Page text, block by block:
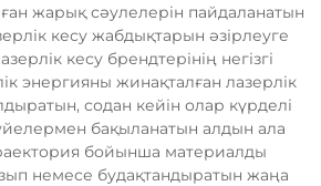
жарық сәулелерін пайдаланатын
кесу жабдықтарын әзірлеуге
кесу брендтерінің негізгі
энергияны жинақталған лазерлік
содан кейін олар күрделі
бақыланатын алдын ала
бойынша материалды
немесе будақтандыратын жаңа